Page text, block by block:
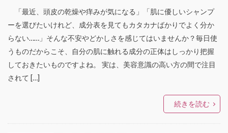
「最近、頭皮の乾燥や痒みが気になる」「肌に優しいシャンプ
ーを選びたいけれど、成分表を見てもカタカナばかりでよく分か
らない……」そんな不安やどかしさを感じてはいませんか？毎日使
うものだからこそ、自分の肌に触れる成分の正体はしっかり把握
しておきたいものですよね。 実は、美容意識の高い方の間で注目
されて […]
続きを読む